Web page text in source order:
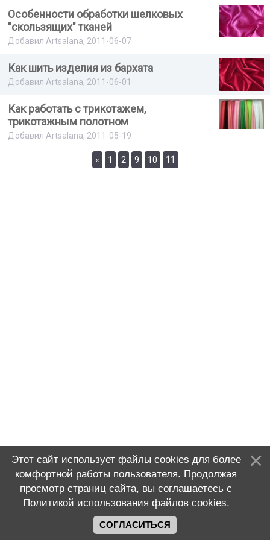
Особенности обработки шелковых
"скользящих" тканей
Добавил Artsalana, 2011-06-07
Как шить изделия из бархата
Добавил Artsalana, 2011-06-01
Как работать с трикотажем,
трикотажным полотном
Добавил Artsalana, 2011-05-19
« 1 2 9 10 11
Этот сайт использует файлы cookies для более
комфортной работы пользователя. Продолжая
просмотр страниц сайта, вы соглашаетесь с
Политикой использования файлов cookies.
СОГЛАСИТЬСЯ